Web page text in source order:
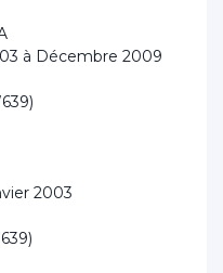
à Décembre 2009
2003